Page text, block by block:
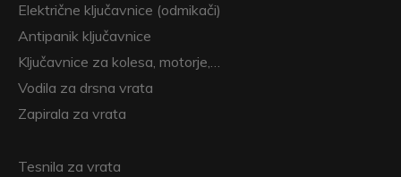
Električne ključavnice (odmikači)
Antipanik ključavnice
Ključavnice za kolesa, motorje,…
Vodila za drsna vrata
Zapirala za vrata
Tesnila za vrata